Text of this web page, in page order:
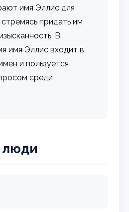
имя Эллис для
придать им
В
имя Эллис входит в
и пользуется
среди
люди